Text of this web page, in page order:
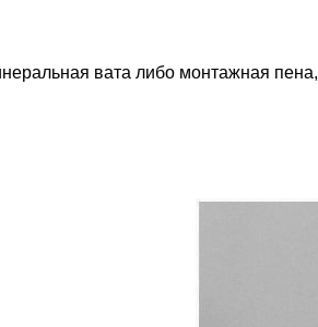
вата либо монтажная пена,